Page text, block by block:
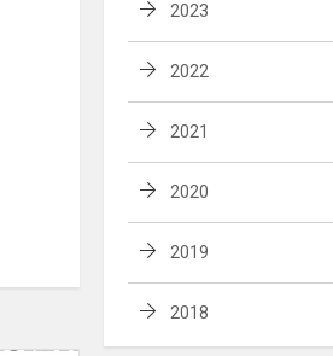
2023
2022
2021
2020
2019
2018